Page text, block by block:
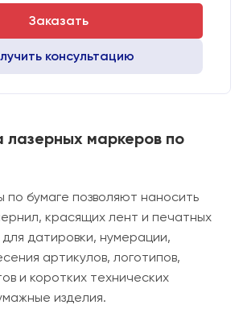
Заказать
консультацию
маркеров по
бумаге позволяют наносить
красящих лент и печатных
датировки, нумерации,
артикулов, логотипов,
и коротких технических
изделия.